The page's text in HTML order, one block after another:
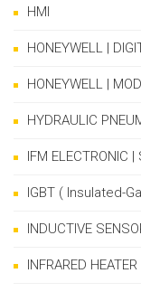
HMI
HONEYWELL |
HONEYWELL |
HYDRAULIC
IFM ELECTRONIC |
IGBT ( Insulated-
INDUCTIVE
INFRARED HEATER